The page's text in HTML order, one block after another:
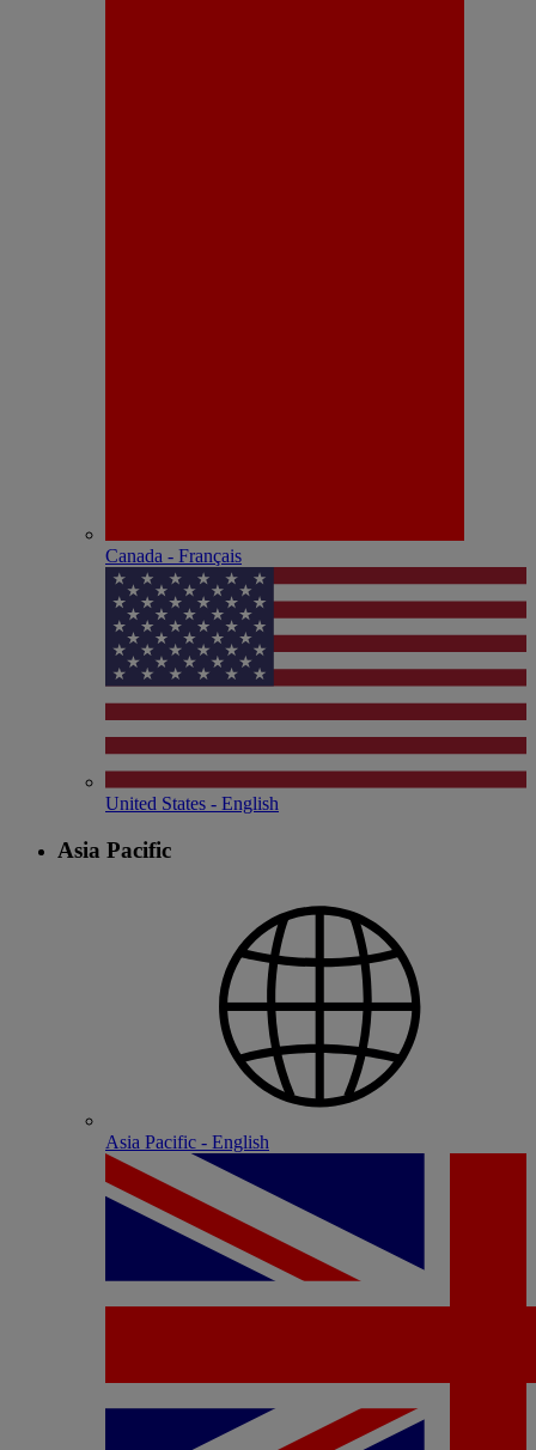
Canada - Français
United States - English
Asia Pacific
Asia Pacific - English